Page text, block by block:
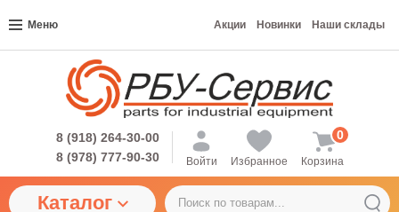
Меню Акции Новинки Наши склады
8 (918) 264-30-00
8 (978) 777-90-30
Войти Избранное Корзина
0
Каталог